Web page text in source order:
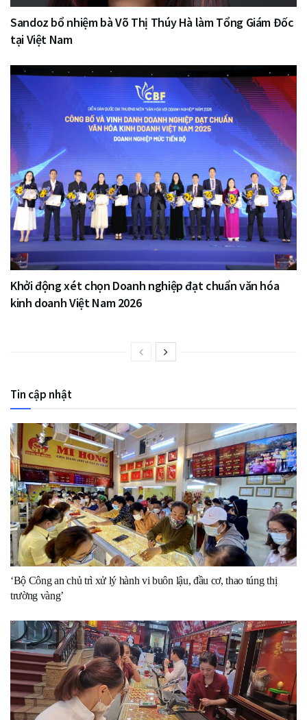
Sandoz bổ nhiệm bà Võ Thị Thúy Hà làm Tổng Giám Đốc
tại Việt Nam
Khởi động xét chọn Doanh nghiệp đạt chuẩn văn hóa
kinh doanh Việt Nam 2026
Tin cập nhật
‘Bộ Công an chủ trì xử lý hành vi buôn lậu, đầu cơ, thao túng thị
trường vàng’